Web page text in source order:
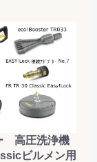
高圧洗浄機
ビルメン用